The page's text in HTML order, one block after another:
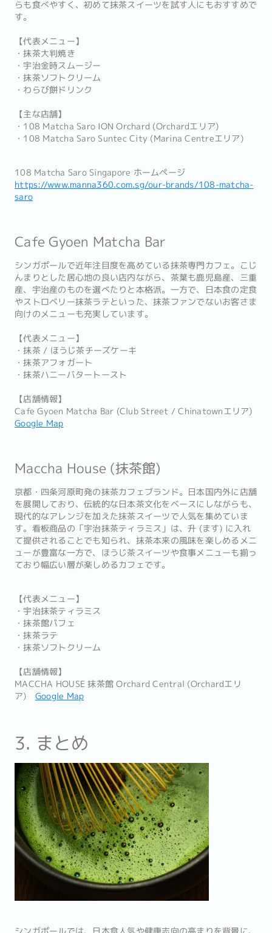
らも食べやすく、初めて抹茶スイーツを試す人にもおすすめで
す。
【代表メニュー】
・抹茶大判焼き
・宇治金時スムージー
・抹茶ソフトクリーム
・わらび餅ドリンク
【主な店舗】
・108 Matcha Saro ION Orchard (Orchardエリア)
・108 Matcha Saro Suntec City (Marina Centreエリア)
108 Matcha Saro Singapore ホームページ
https://www.manna360.com.sg/our-brands/108-matcha-
saro
Cafe Gyoen Matcha Bar
シンガポールで近年注目度を高めている抹茶専門カフェ。こじ
んまりとした居心地の良い店内ながら、茶葉も鹿児島産、三重
産、宇治産のものを選べたりと本格派。一方で、日本食の定食
やストロベリー抹茶ラテといった、抹茶ファンでないお客さま
向けのメニューも充実しています。
【代表メニュー】
・抹茶 / ほうじ茶チーズケーキ
・抹茶アフォガート
・抹茶ハニーバタートースト
【店舗情報】
Cafe Gyoen Matcha Bar (Club Street / Chinatownエリア)
Google Map
Maccha House (抹茶館)
京都・四条河原町発の抹茶カフェブランド。日本国内外に店舗
を展開しており、伝統的な日本茶文化をベースにしながらも、
現代的なアレンジを加えた抹茶スイーツで人気を集めていま
す。看板商品の「宇治抹茶ティラミス」は、升 (ます) に入れ
て提供されることでも知られ、抹茶本来の風味を楽しめるメニ
ューが豊富な一方で、ほうじ茶スイーツや食事メニューも揃っ
ており幅広い層が楽しめるカフェです。
【代表メニュー】
・宇治抹茶ティラミス
・抹茶館パフェ
・抹茶ラテ
・抹茶ソフトクリーム
【店舗情報】
MACCHA HOUSE 抹茶館 Orchard Central (Orchardエリ
ア) Google Map
3. まとめ